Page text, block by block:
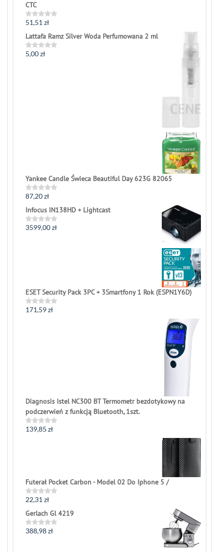
CTC
Rated
out
of
5
51,51 zł
Lattafa Ramz Silver Woda Perfumowana 2 ml
Rated
5,00zł
Yankee Candle Świeca Beautiful Day 623G 82065
Rated
out
of
5
87,20zł
Infocus IN138HD + Lightcast
Rated
3599,00zł
ESET Security Pack 3PC + 3Smartfony 1 Rok (ESPN1Y6D)
Rated
171,59zł
Diagnosis Istel NC300 BT Termometr bezdotykowy na
podczerwień z funkcją Bluetooth, 1szt.
Rated
139,85 zł
Futerał Pocket Carbon - Model 02 Do Iphone 5 /
Rated
out
of
5
22,31 zł
Gerlach Gl 4219
Rated
388,98zł